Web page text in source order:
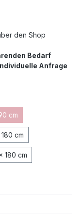
5 Sternen
den Shop
Bedarf
Anfrage
cm
(Diese Option ist zurzeit
cm
180 cm